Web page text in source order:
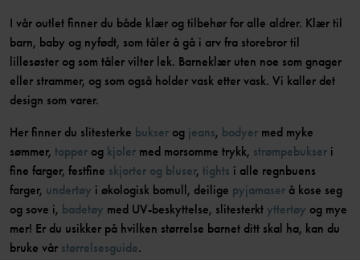
I vår outlet finner du både klær og tilbehør for alle aldrer. Klær til
barn, baby og nyfødt, som tåler å gå i arv fra storebror til
lillesøster og som tåler vilter lek. Barneklær uten noe som gnager
eller strammer, og som også holder vask etter vask. Vi kaller det
design som varer.
Her finner du slitesterke bukser og jeans, bodyer med myke
sømmer, topper og kjoler med morsomme trykk, strømpebukser i
fine farger, festfine skjorter og bluser, tights i alle regnbuens
farger, undertøy i økologisk bomull, deilige pyjamaser å kose seg
og sove i, badetøy med UV-beskyttelse, slitesterktyttertøy og mye
mer! Er du usikker på hvilken størrelse barnet ditt skal ha, kan du
bruke vår størrelsesguide.